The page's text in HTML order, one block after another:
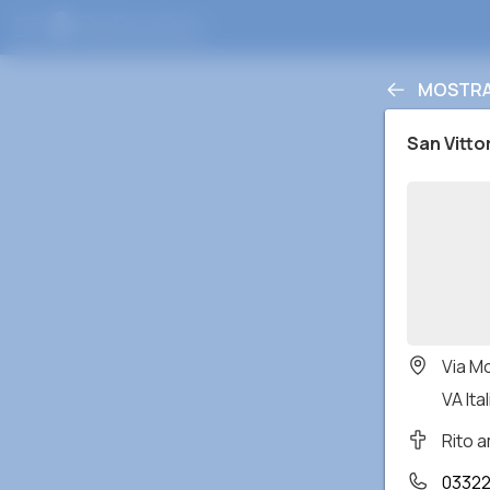
San
Via
VA
Rito